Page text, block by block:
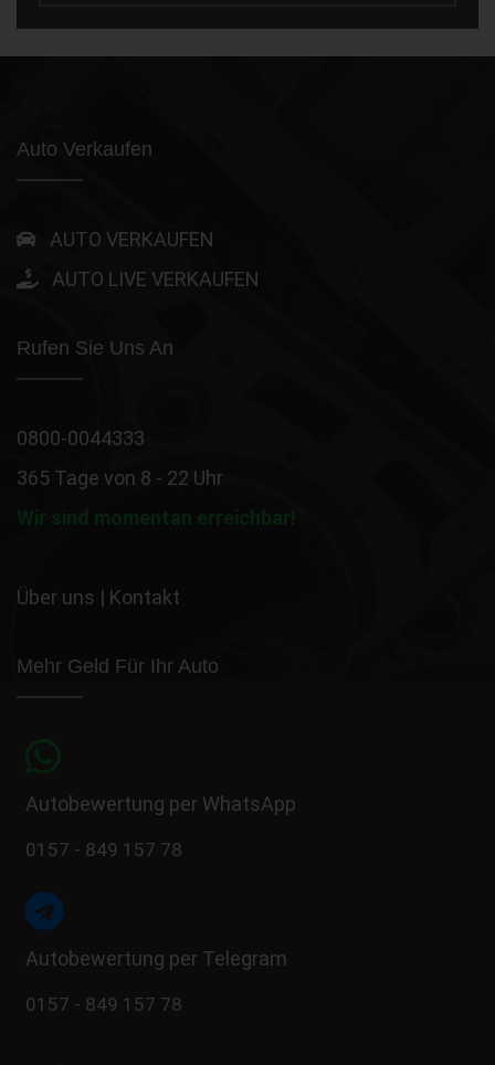
Auto Verkaufen
AUTO VERKAUFEN
AUTO LIVE VERKAUFEN
Rufen Sie Uns An
0800-0044333
365 Tage von 8 - 22 Uhr
Wir sind momentan erreichbar!
Über uns | Kontakt
Mehr Geld Für Ihr Auto
Autobewertung per WhatsApp
0157 - 849 157 78
Autobewertung per Telegram
0157 - 849 157 78